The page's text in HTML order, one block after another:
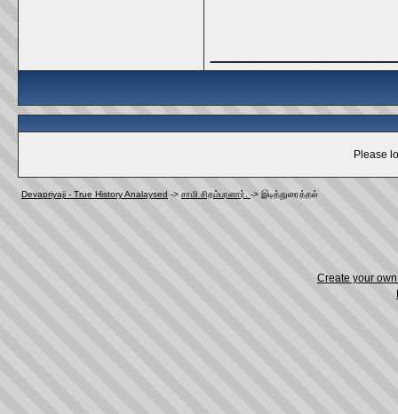
Please
Devapriyaji - True History Analaysed -> சாமி சிதம்பரனார். -> இடித்துரைத்தல்‌
Create your